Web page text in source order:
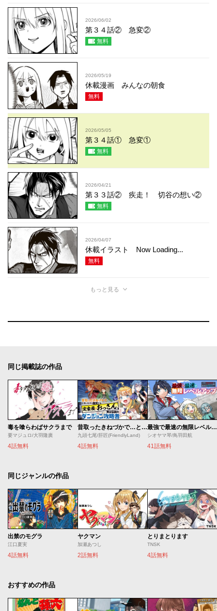
2026/06/02
第３４話② 急変②
無料
2026/05/19
休載漫画 みんなの朝食
無料
2026/05/05
第３４話① 急変①
無料
2026/04/21
第３３話② 疾走！ 切谷の想い②
無料
2026/04/07
休載イラスト Now Loading...
無料
もっと見る
同じ掲載誌の作品
毒を喰らわばサクラまで
要マジュロ/大羽隆廣
4話無料
昔取ったきねづかで…と言いながら無双する定食屋のおっさん、実は伝説のダンジョン攻略者
九頭七尾/肝匠(FriendlyLand)
4話無料
最強で最速の無限レベルアップ ～スキル【経験値１０００倍】と【レベルフリー】でレベル上限の枷が外れた俺は無双する～
シオヤマ琴/鳥羽田航
41話無料
同じジャンルの作品
出禁のモグラ
江口夏実
4話無料
ヤクマン
加瀬あつし
2話無料
とりまとります
TNSK
4話無料
おすすめの作品